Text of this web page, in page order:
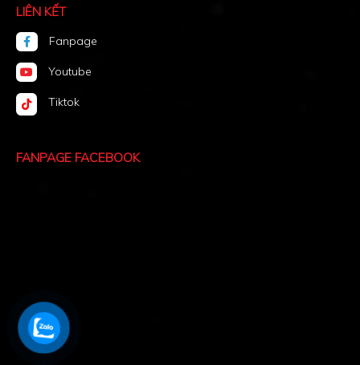
LIÊN KẾT
Fanpage
Youtube
Tiktok
FANPAGE FACEBOOK